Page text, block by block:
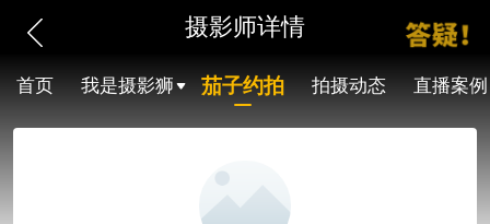
摄影师详情
首页 我是摄影狮 茄子约拍 拍摄动态 直播案例